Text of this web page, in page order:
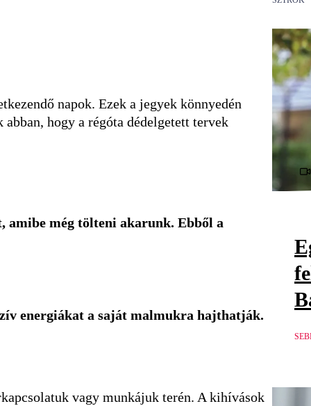
napok. Ezek a jegyek könnyedén
hogy a régóta dédelgetett tervek
amibe még tölteni akarunk. Ebből a
energiákat a saját malmukra hajthatják.
vagy munkájuk terén. A kihívások